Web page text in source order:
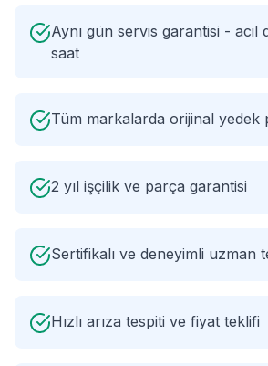
Aynı gün servis garantisi - acil
saat
Tüm markalarda orijinal yedek
2 yıl işçilik ve parça garantisi
Sertifikalı ve deneyimli uzman
Hızlı arıza tespiti ve fiyat teklifi